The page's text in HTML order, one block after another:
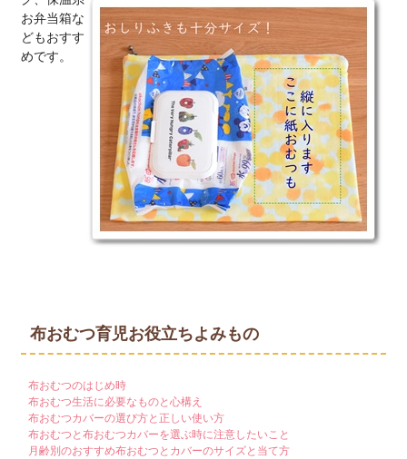
お弁当箱な
どもおすす
めです。
布おむつ育児お役立ちよみもの
布おむつのはじめ時
布おむつ生活に必要なものと心構え
布おむつカバーの選び方と正しい使い方
布おむつと布おむつカバーを選ぶ時に注意したいこと
月齢別のおすすめ布おむつとカバーのサイズと当て方